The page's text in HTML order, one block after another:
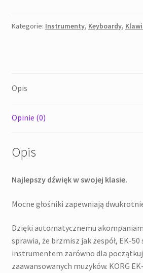
Keyboard
Kategorie: Instrumenty, Keyboardy,
Opis
Opinie (0)
Opis
Najlepszy dźwięk w swojej klasie.
Mocne głośniki zapewniają
Dzięki automatycznemu
sprawia, że brzmisz jak zespół, EK-50
instrumentem zarówno dla
zaawansowanych muzyków. KORG